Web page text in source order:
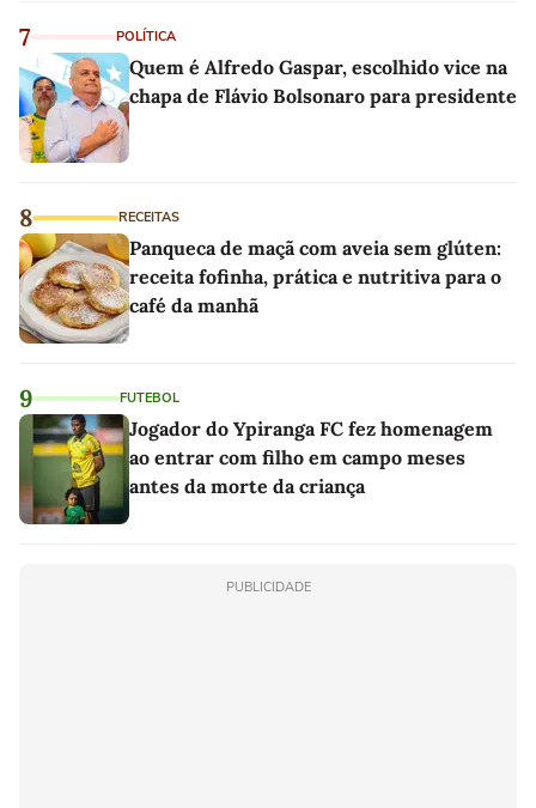
7 POLÍTICA
Quem é Alfredo Gaspar, escolhido vice na
chapa de Flávio Bolsonaro para presidente
8 RECEITAS
Panqueca de maçã com aveia sem glúten:
receita fofinha, prática e nutritiva para o
café da manhã
9 FUTEBOL
Jogador do Ypiranga FC fez homenagem
ao entrar com filho em campo meses
antes da morte da criança
PUBLICIDADE